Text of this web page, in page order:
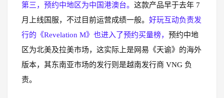
第三，预约中地区为中国港澳台。 这款产品早于去年 7
月上线国服，不过目前运营成绩一般。 好玩互动负责发
行的《Revelation M》也进入了预约买量榜， 预约中地
区为北美及拉美市场，这实际上是网易《天谕》的海外
版本，其东南亚市场的发行则是越南发行商 VNG 负
责。